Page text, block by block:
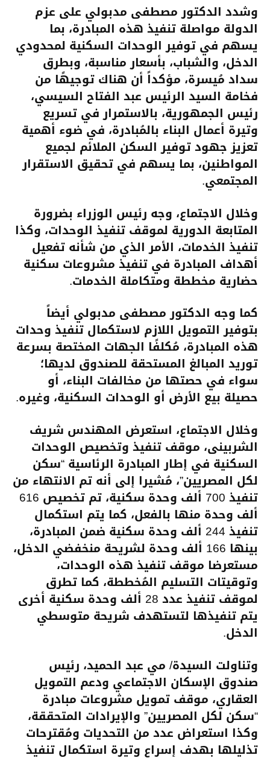
وشدد الدكتور مصطفى مدبولي على عزم
الدولة مواصلة تنفيذ هذه المبادرة، بما
يسهم في توفير الوحدات السكنية لمحدودي
الدخل، والشباب، بأسعار مناسبة، وبطرق
سداد مُيسرة، مؤكداً أن هناك توجيهًا من
فخامة السيد الرئيس عبد الفتاح السيسي،
رئيس الجمهورية، بالاستمرار في تسريع
وتيرة أعمال البناء بالمُبادرة، في ضوء أهمية
تعزيز جهود توفير السكن الملائم لجميع
المواطنين، بما يسهم في تحقيق الاستقرار
المجتمعي.
وخلال الاجتماع، وجه رئيس الوزراء بضرورة
المتابعة الدورية لموقف تنفيذ الوحدات، وكذا
تنفيذ الخدمات، الأمر الذي من شأنه تفعيل
أهداف المبادرة في تنفيذ مشروعات سكنية
حضارية مخططة ومتكاملة الخدمات.
كما وجه الدكتور مصطفى مدبولي أيضاً
بتوفير التمويل اللازم لاستكمال تنفيذ وحدات
هذه المبادرة، مُكلفًا الجهات المختصة بسرعة
توريد المبالغ المستحقة للصندوق لديها؛
سواء في حصتها من مخالفات البناء، أو
حصيلة بيع الأرض أو الوحدات السكنية، وغيره.
وخلال الاجتماع، استعرض المهندس شريف
الشربينى، موقف تنفيذ وتخصيص الوحدات
السكنية في إطار المبادرة الرئاسية “سكن
لكل المصريين”، مُشيرا إلى أنه تم الانتهاء من
تنفيذ 700 ألف وحدة سكنية، تم تخصيص 616
ألف وحدة منها بالفعل، كما يتم استكمال
تنفيذ 244 ألف وحدة سكنية ضمن المبادرة،
بينها 166 ألف وحدة لشريحة منخفضي الدخل،
مستعرضا موقف تنفيذ هذه الوحدات،
وتوقيتات التسليم المُخططة، كما تطرق
لموقف تنفيذ عدد 28 ألف وحدة سكنية أخرى
يتم تنفيذها لتستهدف شريحة متوسطي
الدخل.
وتناولت السيدة/ مي عبد الحميد، رئيس
صندوق الإسكان الاجتماعي ودعم التمويل
العقاري، موقف تمويل مشروعات مبادرة
“سكن لكل المصريين” والإيرادات المتحققة،
وكذا استعراض عدد من التحديات ومُقترحات
تذليلها بهدف إسراع وتيرة استكمال تنفيذ